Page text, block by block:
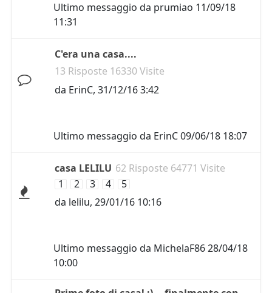
Ultimo messaggio da prumiao 11/09/18
11:31
C'era una casa....
13 Risposte 16330 Visite
da ErinC, 31/12/16 3:42
Ultimo messaggio da ErinC09/06/18 18:07
casa LELILU 62 Risposte 64771 Visite
1
2 3 4
5
da lelilu, 29/01/16 10:16
Ultimo messaggio da MichelaF8628/04/18
10:00